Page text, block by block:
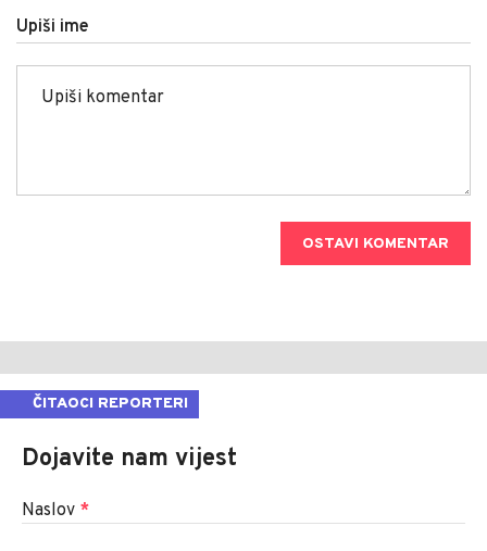
Upiši ime
OSTAVI KOMENTAR
ČITAOCI REPORTERI
Dojavite nam vijest
Naslov *